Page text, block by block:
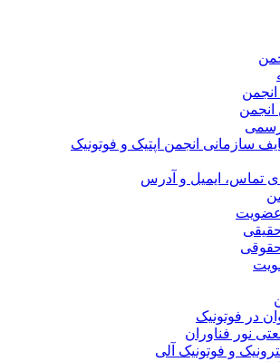
انجمن اپتیک و فوتونیک
ایمیل و آدرس
در فوتونیک
نور فناوران
و فوتونیک آلی